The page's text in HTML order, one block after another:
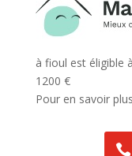
à fioul est éligible
1200 €
Pour en savoir